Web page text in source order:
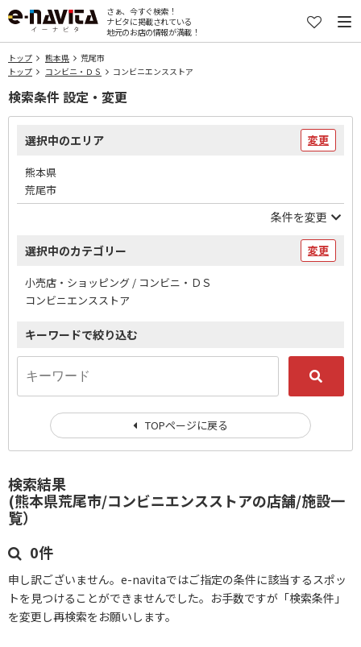
さぁ、今すぐ検索！
ナビタに掲載されている
地元のお店の情報が満載！
トップ 熊本県
荒尾市
トップ
コンビニ・ＤＳ コンビニエンスストア
検索結果
(熊本県荒尾市/コンビニエンスストアの店舗/施設一
覧）
0件
申し訳ございません。e-navitaではご指定の条件に該当するスポッ
トを見つけることができませんでした。お手数ですが「検索条件」
を変更し再検索をお願いします。
検索条件 設定・変更
選択中のエリア 変更
熊本県
荒尾市
条件を変更
選択中のカテゴリー 変更
小売店・ショッピング / コンビニ・ＤＳ
コンビニエンスストア
キーワードで絞り込む
TOPページに戻る